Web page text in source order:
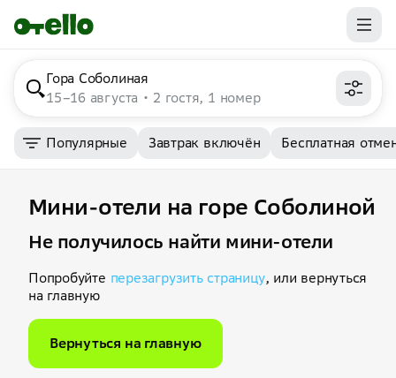
Гора Соболиная
15–16 августа
2 гостя, 1 номер
Популярные Завтрак включён Бесплатная
Мини-отели на горе Соболиной
Не получилось найти мини-отели
Попробуйте перезагрузить страницу, или вернуться
на главную
Вернуться на главную